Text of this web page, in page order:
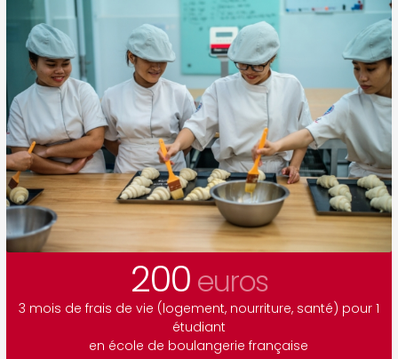
200euros
3 mois de frais de vie (logement, nourriture, santé) pour 1
étudiant
en école de boulangerie française